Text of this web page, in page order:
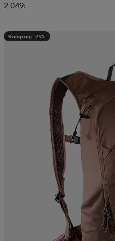
2 049:-
Kampanj -25%